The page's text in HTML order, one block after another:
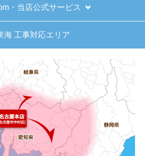
カテゴリ一覧
ォームのお客様はこちら
案内・工事について